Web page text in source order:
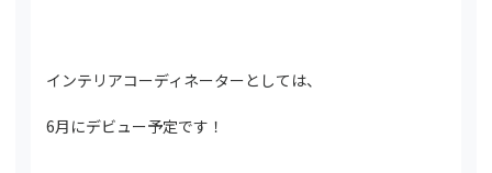
インテリアコーディネーターとしては、
6月にデビュー予定です！